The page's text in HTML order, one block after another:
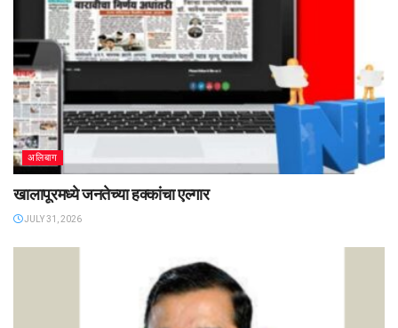
अलिबाग
खालापूरमध्ये जनतेच्या हक्कांचा एल्गार
JULY 31, 2026